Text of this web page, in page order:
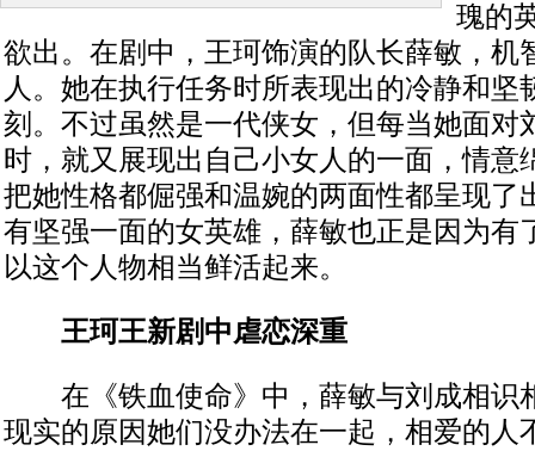
瑰的
欲出。在剧中，王珂饰演的队长薛敏，机
人。她在执行任务时所表现出的冷静和坚
刻。不过虽然是一代侠女，但每当她面对
时，就又展现出自己小女人的一面，情意
把她性格都倔强和温婉的两面性都呈现了
有坚强一面的女英雄，薛敏也正是因为有
以这个人物相当鲜活起来。
王珂王新剧中虐恋深重
在《铁血使命》中，薛敏与刘成相识
现实的原因她们没办法在一起，相爱的人